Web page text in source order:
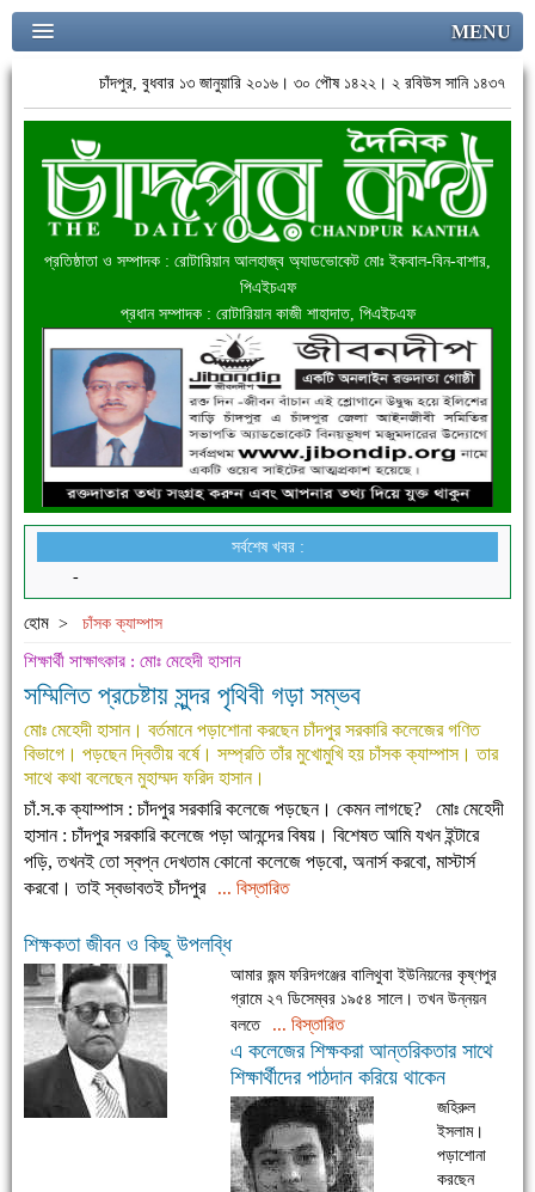
MENU
চাঁদপুর, বুধবার ১৩ জানুয়ারি ২০১৬। ৩০ পৌষ ১৪২২। ২ রবিউস সানি ১৪৩৭
প্রতিষ্ঠাতা ও সম্পাদক : রোটারিয়ান আলহাজ্ব অ্যাডভোকেট মোঃ ইকবাল-বিন-বাশার,
পিএইচএফ
প্রধান সম্পাদক : রোটারিয়ান কাজী শাহাদাত, পিএইচএফ
সর্বশেষ খবর :
হোম > চাঁসক ক্যাম্পাস
শিক্ষার্থী সাক্ষাৎকার : মোঃ মেহেদী হাসান
সম্মিলিত প্রচেষ্টায় সুন্দর পৃথিবী গড়া সম্ভব
মোঃ মেহেদী হাসান। বর্তমানে পড়াশোনা করছেন চাঁদপুর সরকারি কলেজের গণিত
বিভাগে। পড়ছেন দ্বিতীয় বর্ষে। সম্প্রতি তাঁর মুখোমুখি হয় চাঁসক ক্যাম্পাস। তার
সাথে কথা বলেছেন মুহাম্মদ ফরিদ হাসান।
চাঁ.স.ক ক্যাম্পাস : চাঁদপুর সরকারি কলেজে পড়ছেন। কেমন লাগছে? মোঃ মেহেদী
হাসান : চাঁদপুর সরকারি কলেজে পড়া আনন্দের বিষয়। বিশেষত আমি যখন ইন্টারে
পড়ি, তখনই তো স্বপ্ন দেখতাম কোনো কলেজে পড়বো, অনার্স করবো, মাস্টার্স
করবো। তাই স্বভাবতই চাঁদপুর
... বিস্তারিত
শিক্ষকতা জীবন ও কিছু উপলব্ধি
আমার জন্ম ফরিদগঞ্জের বালিথুবা ইউনিয়নের কৃষ্ণপুর
গ্রামে ২৭ ডিসেম্বর ১৯৫৪ সালে। তখন উন্নয়ন
বলতে
... বিস্তারিত
এ কলেজের শিক্ষকরা আন্তরিকতার সাথে
শিক্ষার্থীদের পাঠদান করিয়ে থাকেন
জহিরুল
ইসলাম।
পড়াশোনা
করছেন